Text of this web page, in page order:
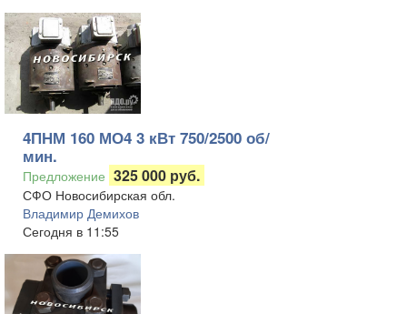
4ПНМ 160 МО4 3 кВт 750/2500 об/
мин.
Предложение 325 000 руб.
СФО Новосибирская обл.
Владимир Демихов
Сегодня в 11:55